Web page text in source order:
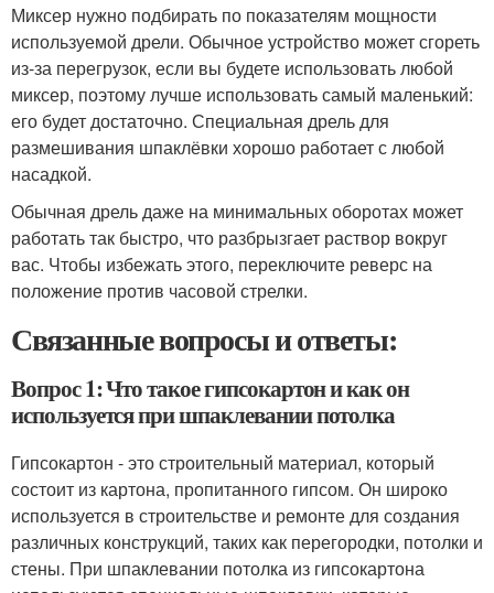
Миксер нужно подбирать по показателям мощности
используемой дрели. Обычное устройство может сгореть
из-за перегрузок, если вы будете использовать любой
миксер, поэтому лучше использовать самый маленький:
его будет достаточно. Специальная дрель для
размешивания шпаклёвки хорошо работает с любой
насадкой.
Обычная дрель даже на минимальных оборотах может
работать так быстро, что разбрызгает раствор вокруг
вас. Чтобы избежать этого, переключите реверс на
положение против часовой стрелки.
Связанные вопросы и ответы:
Вопрос 1: Что такое гипсокартон и как он
используется при шпаклевании потолка
Гипсокартон - это строительный материал, который
состоит из картона, пропитанного гипсом. Он широко
используется в строительстве и ремонте для создания
различных конструкций, таких как перегородки, потолки и
стены. При шпаклевании потолка из гипсокартона